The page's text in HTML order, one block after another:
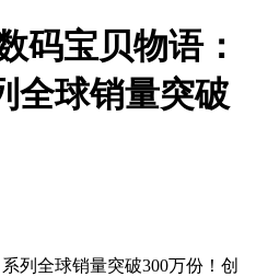
码宝贝物语：
全球销量突破
列全球销量突破300万份！创